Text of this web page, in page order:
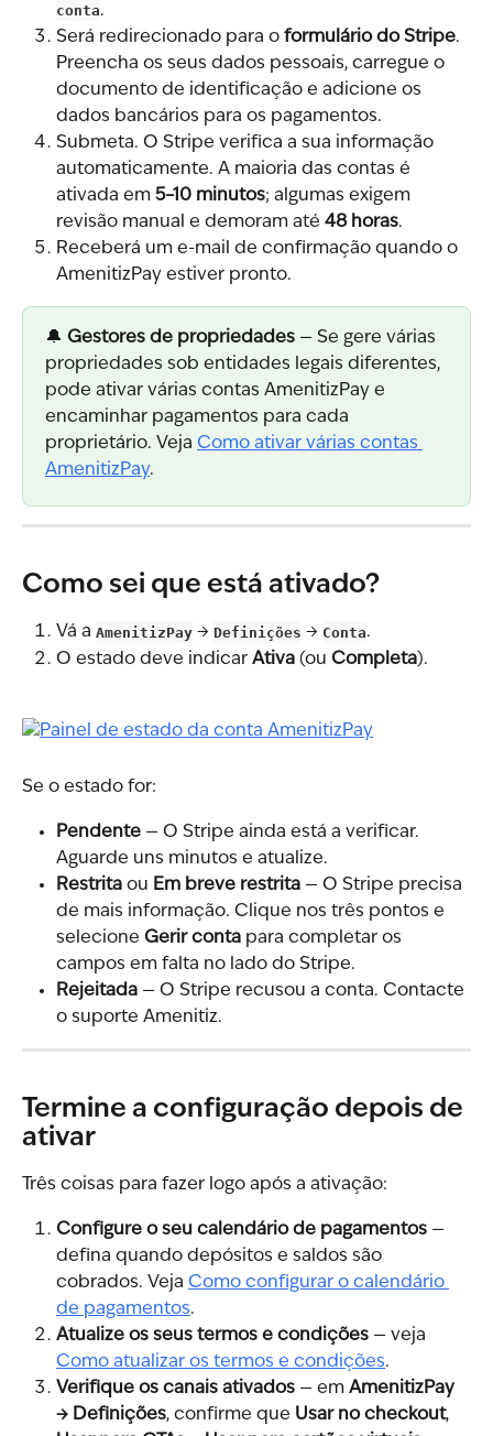
conta.
Será redirecionado para o formulário do Stripe.
Preencha os seus dados pessoais, carregue o
documento de identificação e adicione os
dados bancários para os pagamentos.
Submeta. O Stripe verifica a sua informação
automaticamente. A maioria das contas é
ativada em 5–10 minutos; algumas exigem
revisão manual e demoram até 48 horas.
Receberá um e-mail de confirmação quando o
AmenitizPay estiver pronto.
🔔 Gestores de propriedades — Se gere várias
propriedades sob entidades legais diferentes,
pode ativar várias contas AmenitizPay e
encaminhar pagamentos para cada
proprietário. Veja Como ativar várias contas
AmenitizPay.
Como sei que está ativado?
Vá a AmenitizPay → Definições → Conta.
O estado deve indicar Ativa (ou Completa).
Se o estado for:
Pendente — O Stripe ainda está a verificar.
Aguarde uns minutos e atualize.
Restrita ou Em breve restrita — O Stripe precisa
de mais informação. Clique nos três pontos e
selecione Gerir conta para completar os
campos em falta no lado do Stripe.
Rejeitada — O Stripe recusou a conta. Contacte
o suporte Amenitiz.
Termine a configuração depois de
ativar
Três coisas para fazer logo após a ativação:
Configure o seu calendário de pagamentos —
defina quando depósitos e saldos são
cobrados. Veja Como configurar o calendário
de pagamentos.
Atualize os seus termos e condições — veja
Como atualizar os termos e condições.
Verifique os canais ativados — em AmenitizPay
→ Definições, confirme que Usar no checkout,